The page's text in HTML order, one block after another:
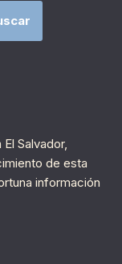
Salvador,
de esta
información